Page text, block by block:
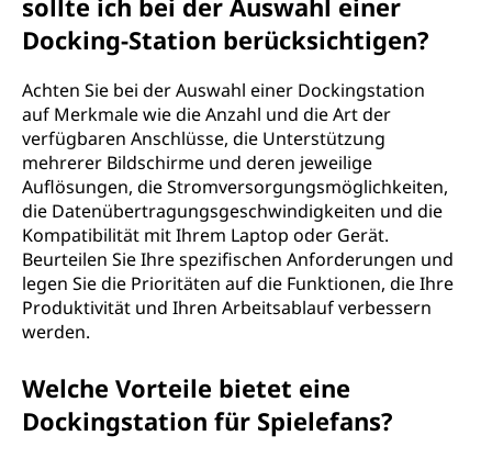
sollte ich bei der Auswahl einer
Docking-Station berücksichtigen?
Achten Sie bei der Auswahl einer Dockingstation
auf Merkmale wie die Anzahl und die Art der
verfügbaren Anschlüsse, die Unterstützung
mehrerer Bildschirme und deren jeweilige
Auflösungen, die Stromversorgungsmöglichkeiten,
die Datenübertragungsgeschwindigkeiten und die
Kompatibilität mit Ihrem Laptop oder Gerät.
Beurteilen Sie Ihre spezifischen Anforderungen und
legen Sie die Prioritäten auf die Funktionen, die Ihre
Produktivität und Ihren Arbeitsablauf verbessern
werden.
Welche Vorteile bietet eine
Dockingstation für Spielefans?